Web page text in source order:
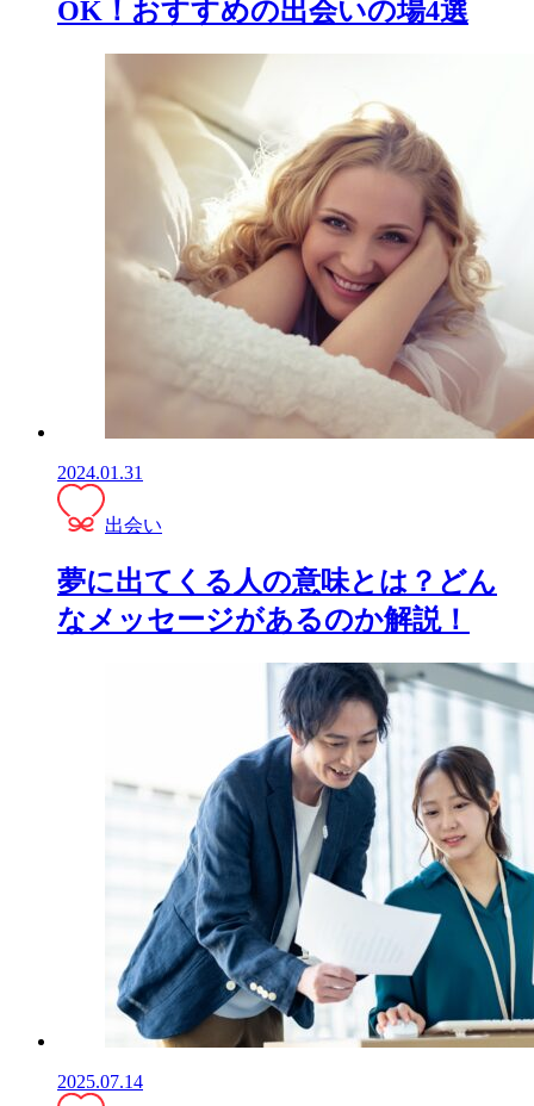
OK！おすすめの出会いの場4選
2024.01.31
出会い
夢に出てくる人の意味とは？どん
なメッセージがあるのか解説！
2025.07.14